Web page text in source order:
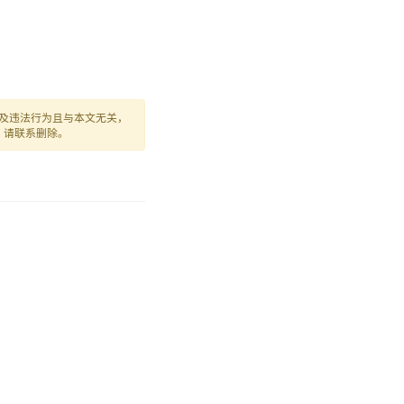
法行为且与本文无关，
联系删除。